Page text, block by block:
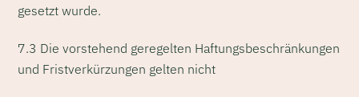
gesetzt wurde.
7.3 Die vorstehend geregelten Haftungsbeschränkungen
und Fristverkürzungen gelten nicht